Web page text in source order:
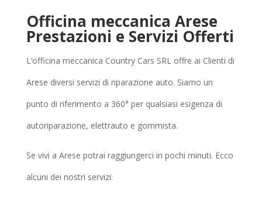
Officina meccanica Arese
Prestazioni e Servizi Offerti
L’officina meccanica Country Cars SRL offre ai Clienti di
Arese diversi servizi di riparazione auto. Siamo un
punto di riferimento a 360° per qualsiasi esigenza di
autoriparazione, elettrauto e gommista.
Se vivi a Arese potrai raggiungerci in pochi minuti. Ecco
alcuni dei nostri servizi: